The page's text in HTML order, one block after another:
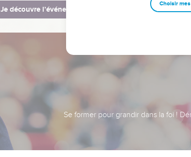
Je découvre l’événement
Se former pour grandir dans la foi !
Choisir